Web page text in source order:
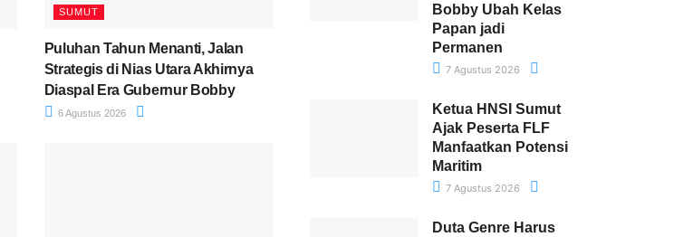
SUMUT
Puluhan Tahun Menanti, Jalan
Strategis di Nias Utara Akhirnya
Diaspal Era Gubernur Bobby
6 Agustus 2026
Bobby Ubah Kelas
Papan jadi
Permanen
7 Agustus 2026
Ketua HNSI Sumut
Ajak Peserta FLF
Manfaatkan Potensi
Maritim
7 Agustus 2026
Duta Genre Harus